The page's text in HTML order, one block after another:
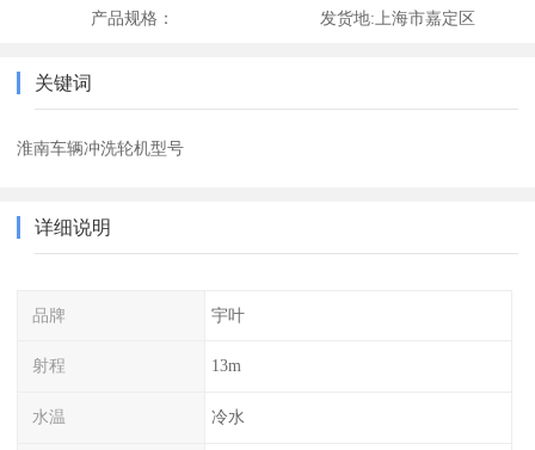
产品规格： 发货地:上海市嘉定区
关键词
淮南车辆冲洗轮机型号
详细说明
品牌 宇叶
射程 13m
水温 冷水